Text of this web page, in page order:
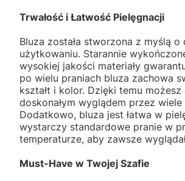
Trwałość i Łatwość Pielęgnacji
Bluza została stworzona z myślą o
użytkowaniu. Starannie
wysokiej jakości materiały
po wielu praniach bluza zachowa
kształt i kolor. Dzięki temu
doskonałym wyglądem przez wiele
Dodatkowo, bluza jest łatwa w
wystarczy standardowe pranie w
temperaturze, aby zawsze
Must-Have w Twojej Szafie